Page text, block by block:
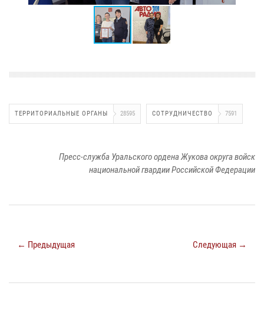
ТЕРРИТОРИАЛЬНЫЕ ОРГАНЫ 28595 СОТРУДНИЧЕСТВО 7591
Пресс-служба Уральского ордена Жукова округа войск
национальной гвардии Российской Федерации
← Предыдущая Следующая →